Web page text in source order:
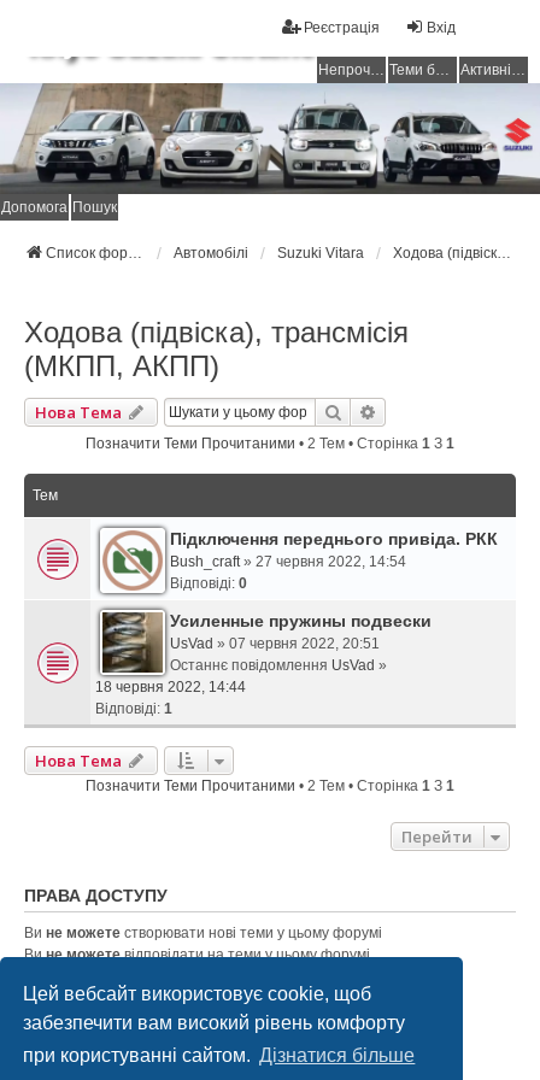
Цей вебсайт використовує cookie, щоб
забезпечити вам високий рівень комфорту
при користуванні сайтом. Дізнатися більше
Вхід
Реєстрація
Непрочитані повідомлення Теми без відповідей Активні теми
Клуб Suzuki Ukraine
Допомога Пошук
Список форумів Suzuki Ukraine Автомобілі Suzuki Vitara Ходова (підвіска), трансмісія (МКПП, АКПП)
Ходова (підвіска), трансмісія
(МКПП, АКПП)
Нова Тема Пошук
Позначити Теми Прочитаними • 2 Тем • Сторінка 1 З 1
Тем
Підключення переднього привіда. РКК
Bush_craft» 27 червня 2022, 14:54
Відповіді: 0
Усиленные пружины подвески
UsVad » 07 червня 2022, 20:51
Останнє повідомлення UsVad »
18 червня 2022, 14:44
Відповіді: 1
Нова Тема
Позначити Теми Прочитаними • 2 Тем • Сторінка 1 З 1
Перейти
ПРАВА ДОСТУПУ
Ви не можете створювати нові теми у цьому форумі
Вине можетевідповідати на теми у цьому форумі
Вине можетевидаляти ваші повідомлення у цьому форумі
Вине можетедодавати файли у цьому форумі